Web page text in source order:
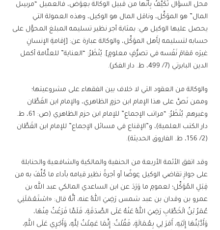
محل السؤال تُكَيَّفُ بِأنَّها من قبيل الوكالة بعِوَض، فالعميل “مرسِل
المال” هو الموَكِّل، وناقل المال هو الوكيل، وهذه العمولة التي
يحصل عليها الوكيل هي: بمثابة أجر نظير تسليمه المبلغ المحوَّل على
حسابه لتسليمه لِأَهل الموَكِّل، والوكالة عبارة عن: [إقامةِ الإنسانِ
غيرَه مَقامَ نَفْسه في تصرُّفٍ معلومٍ]. يُنْظَرُ: “العناية” للعلَّامة أكمل
الدين البابرتي (7/ 499، ط. دار الفكر).
والوكالة من العقود التي لا خلاف بين الفقهاء على مشروعيتها؛
وممن نَصَّ على هذا الإمام ابن حزمٍ الظاهري، والإمام ابن القَطَّان
وغيرهم. يُنْظَرُ: “مراتب الإجماع” للإمام ابن حزم الظاهري (ص: 61، ط.
دار الكتب العلمية)، و”الإقناع في مسائل الإجماع” للإمام ابن القَطَّان
(2/ 156، ط. الفاروق الحديثة).
وقد اتفق الأئمة الأربعة من الحنفية والمالكية والشافعية والحنابلة
على جوازِ تقاضي الوكيل عِوضًا أو أجرةً نظير قيامه بأداء ما كُلِّفَ به من
قِبَلِ المُوَكِّل؛ لعمومِ ما وَرَدَ عن ابن الساعدي المالكي عبد الله بن
عمرو بن وقدان بن عبد شمس رَضِيَ اللهُ عنه، أنَّهُ قال: «اسْتَعْمَلَنِي
عُمَرُ بْنُ الْخَطَّابِ رَضِيَ اللهُ عَنْهُ عَلَى الصَّدَقَةِ، فَلَمَّا فَرَغْتُ مِنْهَا،
وَأَدَّيْتُهَا إِلَيْهِ، أَمَرَ لِي بِعُمَالَةٍ، فَقُلْتُ: إِنَّمَا عَمِلْتُ لِلَّهِ، وَأَجْرِي عَلَى اللهِ،